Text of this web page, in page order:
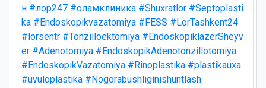
н #лор247 #оламклиника #Shuxratlor #Septoplasti
ka #Endoskopikvazatomiya #FESS #LorTashkent24
#lorsentr #Tonzilloektomiya #EndoskopiklazerSheyv
er #Adenotomiya #EndoskopikAdenotonzillotomiya
#EndoskopikVazatomiya #Rinoplastika #plastikauxa
#uvuloplastika #Nogorabushliginishuntlash